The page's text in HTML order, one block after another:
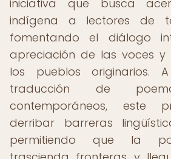
iniciativa que busca
indígena a lectores de
fomentando el diálogo
apreciación de las voces y
los pueblos originarios.
traducción de
contemporáneos, este
derribar barreras
permitiendo que la